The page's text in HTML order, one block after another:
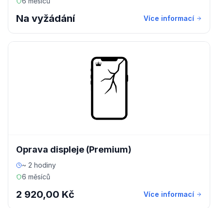
Na vyžádání Více informací
Oprava displeje (Premium)
~ 2 hodiny
6 měsíců
2 920,00 Kč Více informací